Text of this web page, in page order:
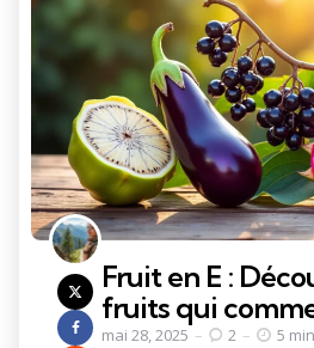
Fruit en E :
fruits qui
mai 28, 2025 2 5 min